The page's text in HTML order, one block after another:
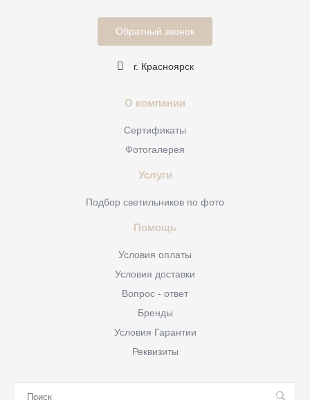
Обратный звонок
г. Красноярск
О компании
Сертификаты
Фотогалерея
Услуги
Подбор светильников по фото
Помощь
Условия оплаты
Условия доставки
Вопрос - ответ
Бренды
Условия Гарантии
Реквизиты